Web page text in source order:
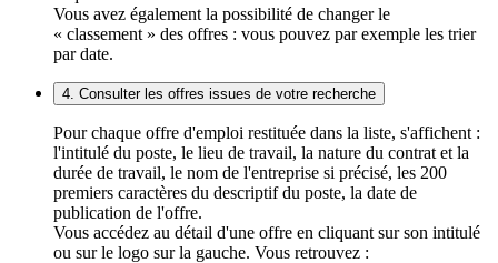
Vous avez également la possibilité de changer le
« classement » des offres : vous pouvez par exemple les trier
par date.
4. Consulter les offres issues de votre recherche
Pour chaque offre d'emploi restituée dans la liste, s'affichent :
l'intitulé du poste, le lieu de travail, la nature du contrat et la
durée de travail, le nom de l'entreprise si précisé, les 200
premiers caractères du descriptif du poste, la date de
publication de l'offre.
Vous accédez au détail d'une offre en cliquant sur son intitulé
ou sur le logo sur la gauche. Vous retrouvez :